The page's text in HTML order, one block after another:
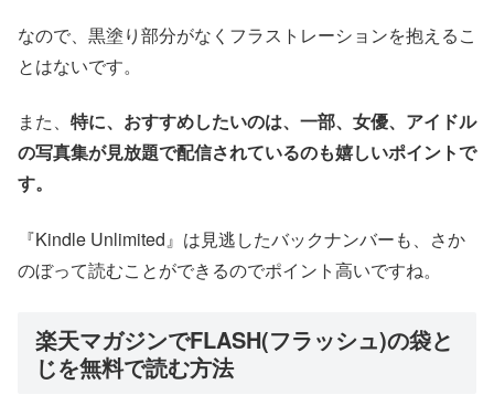
なので、黒塗り部分がなくフラストレーションを抱えるこ
とはないです。
また、 特に、おすすめしたいのは、一部、女優、アイドル
の写真集が見放題で配信されているのも嬉しいポイントで
す。
『Kindle Unlimited』は見逃したバックナンバーも、さか
のぼって読むことができるのでポイント高いですね。
楽天マガジンでFLASH(フラッシュ)の袋と
じを無料で読む方法